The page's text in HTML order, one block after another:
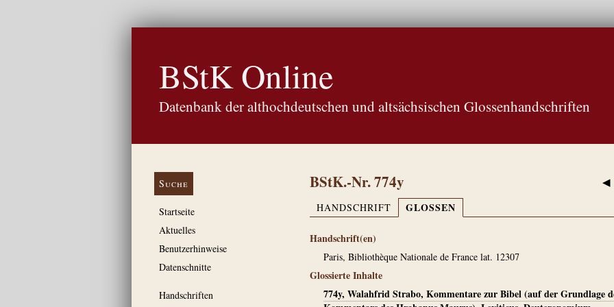
BStK Online
Datenbank der althochdeutschen und altsächsischen Glossenhandschriften
Suche
Startseite
Aktuelles
Benutzerhinweise
Datenschnitte
Handschriften
◀
BStK.-Nr. 774y
HANDSCHRIFT GLOSSEN
Handschrift(en)
Paris, Bibliothèque Nationale de France lat. 12307
Glossierte Inhalte
774y, Walahfrid Strabo, Kommentare zur Bibel (auf der Grundlage